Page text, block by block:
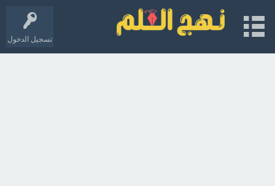
تسجيل الدخول